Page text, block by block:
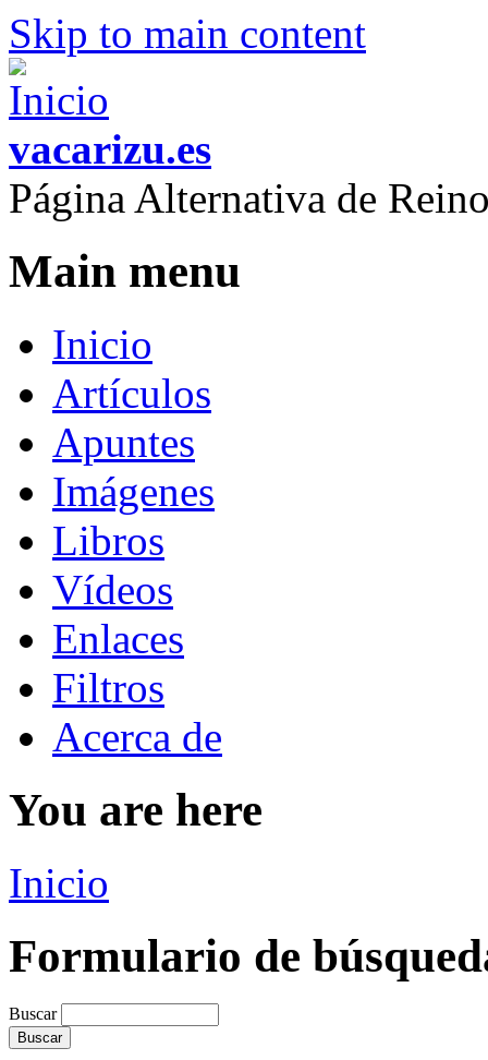
Skip to main content
vacarizu.es
Página Alternativa de
Main menu
Inicio
Artículos
Apuntes
Imágenes
Libros
Vídeos
Enlaces
Filtros
Acerca de
You are here
Inicio
Formulario de
Buscar